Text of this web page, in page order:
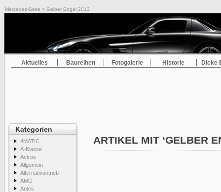
Mercedes-Seite > Gelber Engel 2013
Aktuelles Baureihen Fotogalerie Historie Dicke
Kategorien
4MATIC
A-Klasse
Actros
Allgemein
Alternativantrieb
AMG
Antos
ARTIKEL MIT ‘GELBER